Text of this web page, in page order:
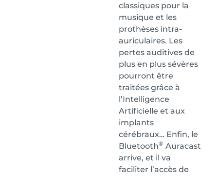
classiques pour la
musique et les
prothèses intra-
auriculaires. Les
pertes auditives de
plus en plus sévères
pourront être
traitées grâce à
l’Intelligence
Artificielle et aux
implants
cérébraux… Enfin, le
Bluetooth® Auracast
arrive, et il va
faciliter l’accès de